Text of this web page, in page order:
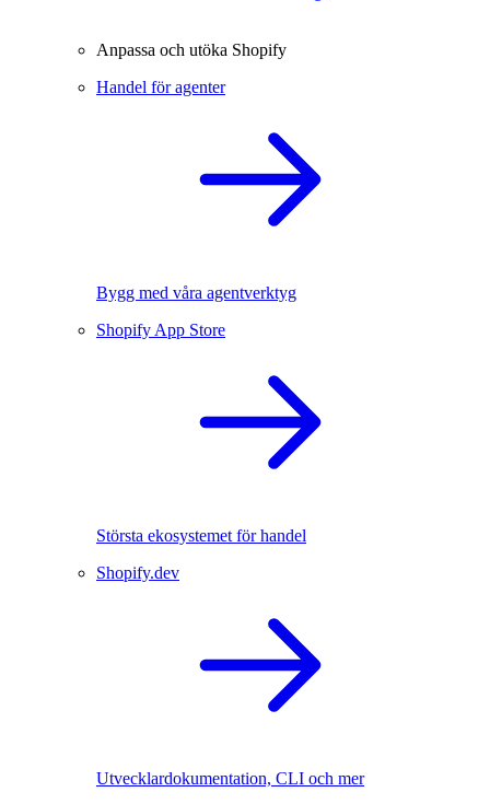
Anpassa och utöka Shopify
Handel för agenter
Bygg med våra agentverktyg
Shopify App Store
Största ekosystemet för handel
Shopify.dev
Utvecklardokumentation, CLI och mer